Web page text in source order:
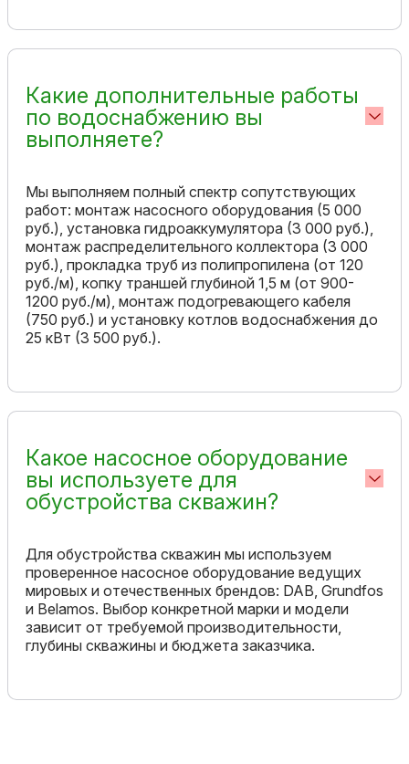
Какие дополнительные работы
по водоснабжению вы
выполняете?
Мы выполняем полный спектр сопутствующих
работ: монтаж насосного оборудования (5 000
руб.), установка гидроаккумулятора (3 000 руб.),
монтаж распределительного коллектора (3 000
руб.), прокладка труб из полипропилена (от 120
руб./м), копку траншей глубиной 1,5 м (от 900-
1200 руб./м), монтаж подогревающего кабеля
(750 руб.) и установку котлов водоснабжения до
25 кВт (3 500 руб.).
Какое насосное оборудование
вы используете для
обустройства скважин?
Для обустройства скважин мы используем
проверенное насосное оборудование ведущих
мировых и отечественных брендов: DAB, Grundfos
и Belamos. Выбор конкретной марки и модели
зависит от требуемой производительности,
глубины скважины и бюджета заказчика.